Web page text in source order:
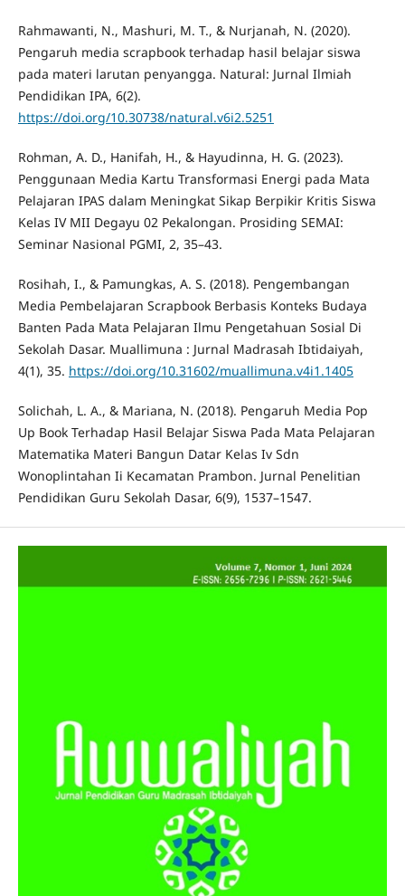
Rahmawanti, N., Mashuri, M. T., & Nurjanah, N. (2020).
Pengaruh media scrapbook terhadap hasil belajar siswa
pada materi larutan penyangga. Natural: Jurnal Ilmiah
Pendidikan IPA, 6(2).
https://doi.org/10.30738/natural.v6i2.5251
Rohman, A. D., Hanifah, H., & Hayudinna, H. G. (2023).
Penggunaan Media Kartu Transformasi Energi pada Mata
Pelajaran IPAS dalam Meningkat Sikap Berpikir Kritis Siswa
Kelas IV MII Degayu 02 Pekalongan. Prosiding SEMAI:
Seminar Nasional PGMI, 2, 35–43.
Rosihah, I., & Pamungkas, A. S. (2018). Pengembangan
Media Pembelajaran Scrapbook Berbasis Konteks Budaya
Banten Pada Mata Pelajaran Ilmu Pengetahuan Sosial Di
Sekolah Dasar. Muallimuna : Jurnal Madrasah Ibtidaiyah,
4(1), 35. https://doi.org/10.31602/muallimuna.v4i1.1405
Solichah, L. A., & Mariana, N. (2018). Pengaruh Media Pop
Up Book Terhadap Hasil Belajar Siswa Pada Mata Pelajaran
Matematika Materi Bangun Datar Kelas Iv Sdn
Wonoplintahan Ii Kecamatan Prambon. Jurnal Penelitian
Pendidikan Guru Sekolah Dasar, 6(9), 1537–1547.